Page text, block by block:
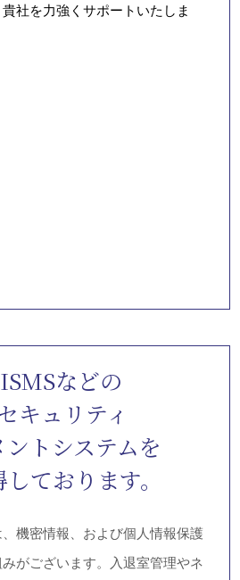
社を力強くサポートいたしま
などの
キュリティ
トシステムを
ております。
機密情報、および個人情報保護
がございます。入退室管理やネ